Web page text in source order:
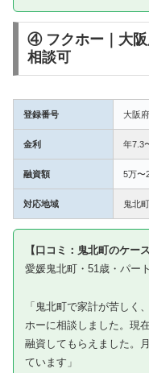
④ フクホー｜大阪
相談可
登録番号 大阪
金利 年7.3
融資額 5万〜
対応地域 鬼北
【口コミ：鬼北町のケー
愛媛鬼北町・51歳・パー
「鬼北町で家計が苦しく
ホーに相談しました。現
融資してもらえました。
ています」